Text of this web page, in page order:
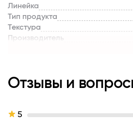
Линейка
Тип продукта
Текстура
Производитель
Отзывы и
5